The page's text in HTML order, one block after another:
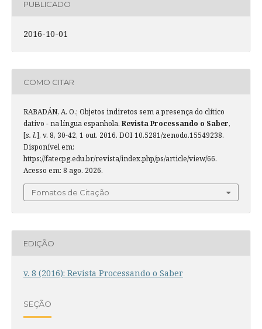
PUBLICADO
2016-10-01
COMO CITAR
RABADÁN, A. O.; Objetos indiretos sem a presença do clítico
dativo - na língua espanhola. Revista Processando o Saber,
[s. l.], v. 8, 30-42, 1 out. 2016. DOI 10.5281/zenodo.15549238.
Disponível em:
https://fatecpg.edu.br/revista/index.php/ps/article/view/66.
Acesso em: 8 ago. 2026.
Fomatos de Citação
EDIÇÃO
v. 8 (2016): Revista Processando o Saber
SEÇÃO